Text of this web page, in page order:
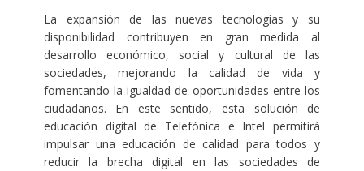
La expansión de las nuevas tecnologías y su
disponibilidad contribuyen en gran medida al
desarrollo económico, social y cultural de las
sociedades, mejorando la calidad de vida y
fomentando la igualdad de oportunidades entre los
ciudadanos. En este sentido, esta solución de
educación digital de Telefónica e Intel permitirá
impulsar una educación de calidad para todos y
reducir la brecha digital en las sociedades de